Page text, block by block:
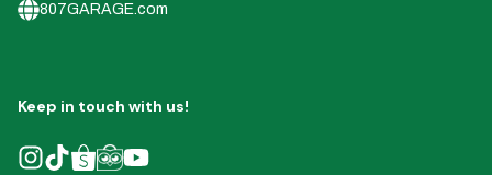
807GARAGE.com
Keep in touch with us!